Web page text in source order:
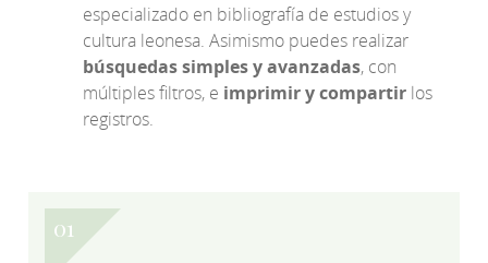
especializado en bibliografía de estudios y
cultura leonesa. Asimismo puedes realizar
búsquedas simples y avanzadas, con
múltiples filtros, e imprimir y compartir los
registros.